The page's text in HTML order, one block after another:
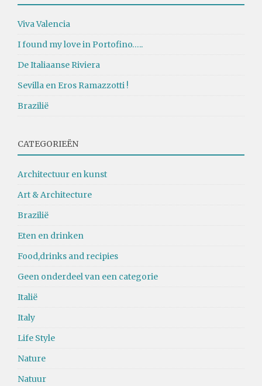
Viva Valencia
I found my love in Portofino…..
De Italiaanse Riviera
Sevilla en Eros Ramazzotti !
Brazilië
CATEGORIEËN
Architectuur en kunst
Art & Architecture
Brazilië
Eten en drinken
Food,drinks and recipies
Geen onderdeel van een categorie
Italië
Italy
Life Style
Nature
Natuur